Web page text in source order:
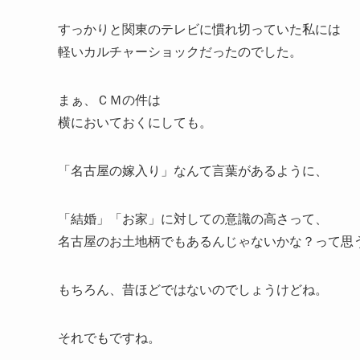
すっかりと関東のテレビに慣れ切っていた私には
軽いカルチャーショックだったのでした。
まぁ、ＣＭの件は
横においておくにしても。
「名古屋の嫁入り」なんて言葉があるように、
「結婚」「お家」に対しての意識の高さって、
名古屋のお土地柄でもあるんじゃないかな？って思
もちろん、昔ほどではないのでしょうけどね。
それでもですね。